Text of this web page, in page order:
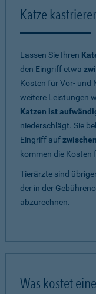
Katze
Lassen Sie Ihren
den Eingriff etwa
Kosten für Vor- und
weitere Leistungen
Katzen ist
niederschlägt. Sie
Eingriff auf
kommen die Kosten
Tierärzte sind
der in der
abzurechnen.
Was kostet